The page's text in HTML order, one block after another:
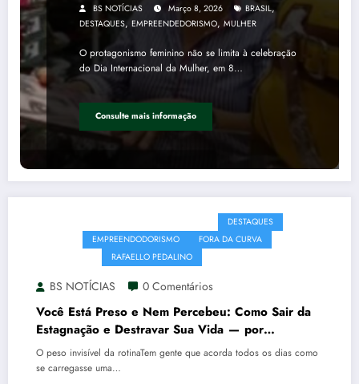
BS NOTÍCIAS Março 8, 2026 BRASIL,
DESTAQUES, EMPREENDEDORISMO, MULHER
O protagonismo feminino não se limita à celebração
do Dia Internacional da Mulher, em 8…
Consulte mais informação
DESTAQUES
EMPREENDODORISMO FORA DA CURVA
RAFAELLO PEDALINO
BS NOTÍCIAS 0 Comentários
Você Está Preso e Nem Percebeu: Como Sair da
Estagnação e Destravar Sua Vida — por
RAFAELLO PEDALINO
O peso invisível da rotinaTem gente que acorda todos os dias como
se carregasse uma…